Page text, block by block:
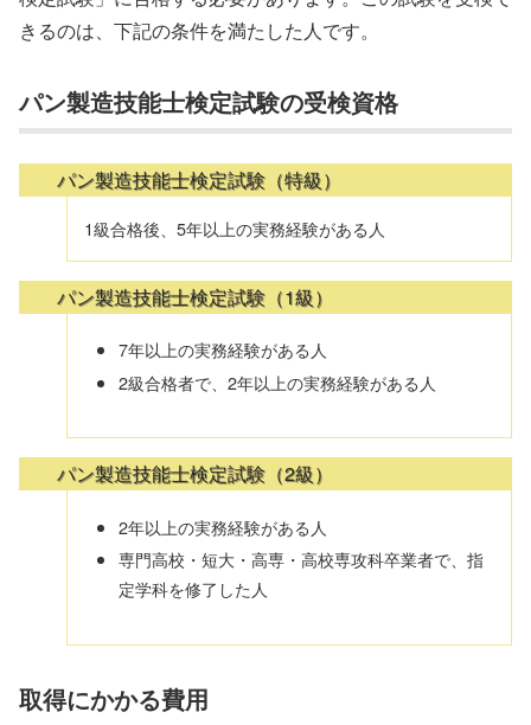
きるのは、下記の条件を満たした人です。
パン製造技能士検定試験の受検資格
パン製造技能士検定試験（特級）
1級合格後、5年以上の実務経験がある人
パン製造技能士検定試験（1級）
7年以上の実務経験がある人
2級合格者で、2年以上の実務経験がある人
パン製造技能士検定試験（2級）
2年以上の実務経験がある人
専門高校・短大・高専・高校専攻科卒業者で、指
定学科を修了した人
取得にかかる費用